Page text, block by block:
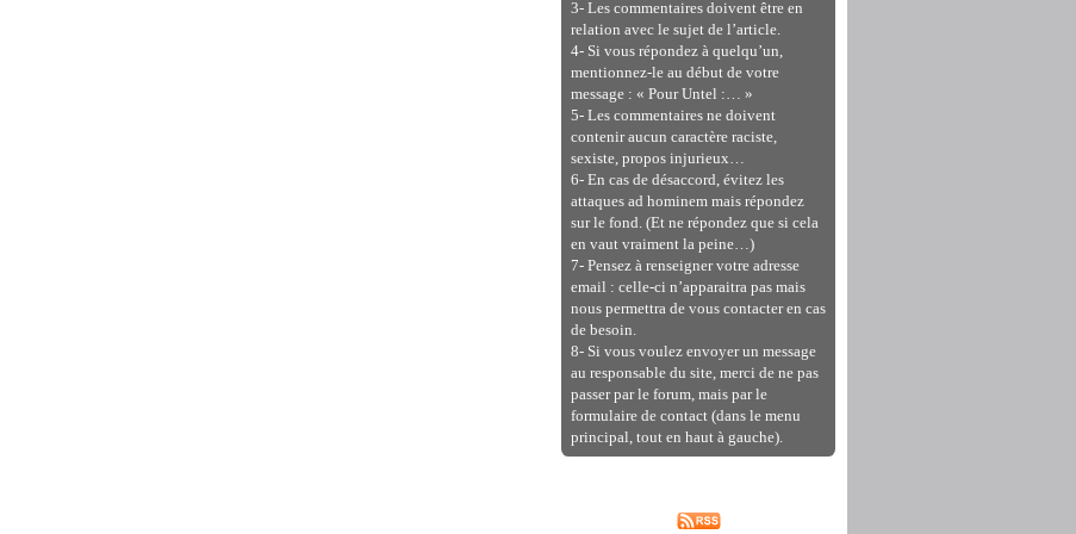
3- Les commentaires doivent être en
relation avec le sujet de l’article.
4- Si vous répondez à quelqu’un,
mentionnez-le au début de votre
message : « Pour Untel :… »
5- Les commentaires ne doivent
contenir aucun caractère raciste,
sexiste, propos injurieux…
6- En cas de désaccord, évitez les
attaques ad hominem mais répondez
sur le fond. (Et ne répondez que si cela
en vaut vraiment la peine…)
7- Pensez à renseigner votre adresse
email : celle-ci n’apparaitra pas mais
nous permettra de vous contacter en cas
de besoin.
8- Si vous voulez envoyer un message
au responsable du site, merci de ne pas
passer par le forum, mais par le
formulaire de contact (dans le menu
principal, tout en haut à gauche).